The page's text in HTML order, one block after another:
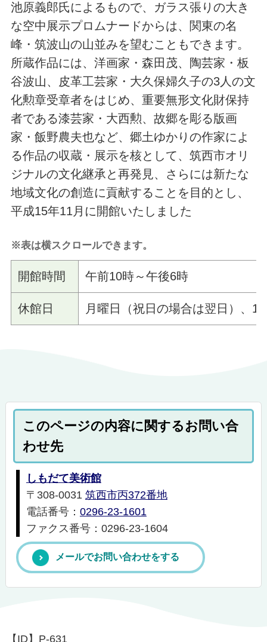
池原義郎氏によるもので、ガラス張りの大き
な空中展示プロムナードからは、関東の名
峰・筑波山の山並みを望むこともできます。
所蔵作品には、洋画家・森田茂、陶芸家・板
谷波山、皮革工芸家・大久保婦久子の3人の文
化勲章受章者をはじめ、重要無形文化財保持
者である漆芸家・大西勲、故郷を彫る版画
家・飯野農夫也など、郷土ゆかりの作家によ
る作品の収蔵・展示を核として、筑西市オリ
ジナルの文化継承と再発見、さらには新たな
地域文化の創造に貢献することを目的とし、
平成15年11月に開館いたしました
※表は横スクロールできます。
開館時間 午前10時～午後6時
休館日 月曜日（祝日の場合は翌日）、
このページの内容に関するお問い合
わせ先
しもだて美術館
〒308-0031 筑西市丙372番地
電話番号： 0296-23-1601
ファクス番号：0296-23-1604
メールでお問い合わせをする
【ID】 P-631